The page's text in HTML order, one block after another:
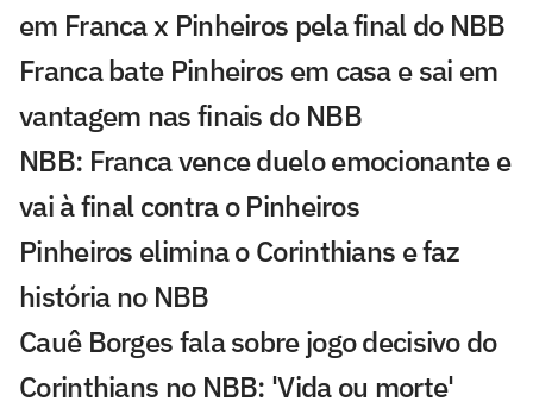
em Franca x Pinheiros pela final do NBB
Franca bate Pinheiros em casa e sai em
vantagem nas finais do NBB
NBB: Franca vence duelo emocionante e
vai à final contra o Pinheiros
Pinheiros elimina o Corinthians e faz
história no NBB
Cauê Borges fala sobre jogo decisivo do
Corinthians no NBB: 'Vida ou morte'